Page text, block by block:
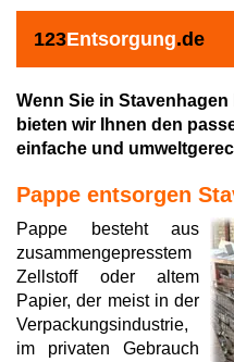
123Entsorgung.de
Wenn Sie in
bieten wir Ihnen den
einfache und
Pappe entsorgen
Pappe besteht aus
zusammengepresstem
Zellstoff oder altem
Papier, der meist in der
Verpackungsindustrie,
im privaten Gebrauch